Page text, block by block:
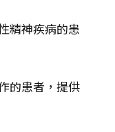
精神疾病的患
的患者，提供